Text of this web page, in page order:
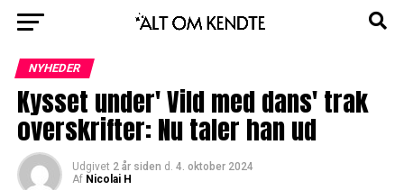
NYHEDER
Kysset under' Vild med dans' trak
overskrifter: Nu taler han ud
Udgivet 2 år siden d. 4. oktober 2024
Af Nicolai H